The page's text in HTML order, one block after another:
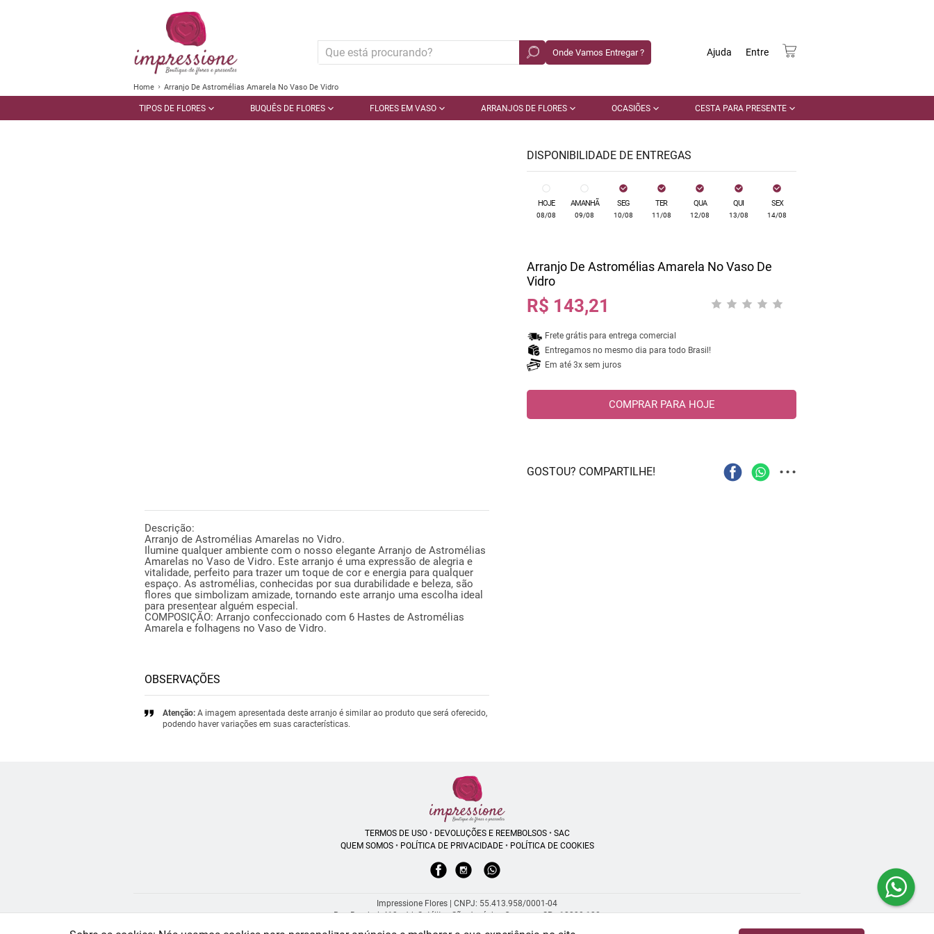
Onde Vamos Entregar ? Entre
Ajuda
TIPOS DE FLORES BUQUÊS DE FLORES FLORES EM VASO ARRANJOS DE FLORES OCASIÕES CESTA PARA PRESENTE
Home Arranjo De Astromélias Amarela No Vaso De Vidro
Descrição:
Arranjo de Astromélias Amarelas no Vidro.
Ilumine qualquer ambiente com o nosso elegante Arranjo de Astromélias
Amarelas no Vaso de Vidro. Este arranjo é uma expressão de alegria e
vitalidade, perfeito para trazer um toque de cor e energia para qualquer
espaço. As astromélias, conhecidas por sua durabilidade e beleza, são
flores que simbolizam amizade, tornando este arranjo uma escolha ideal
para presentear alguém especial.
COMPOSIÇÃO: Arranjo confeccionado com 6 Hastes de Astromélias
Amarela e folhagens no Vaso de Vidro.
OBSERVAÇÕES
Atenção: A imagem apresentada deste arranjo é similar ao produto que será oferecido,
podendo haver variações em suas características.
DISPONIBILIDADE DE ENTREGAS
HOJE
08/08
AMANHÃ
09/08
SEG
10/08
TER
11/08
QUA
12/08
QUI
13/08
SEX
14/08
Arranjo De Astromélias Amarela No Vaso De
Vidro
R$ 143,21
Frete grátis para entrega comercial
Entregamos no mesmo dia para todo Brasil!
Em até 3x sem juros
COMPRAR PARA HOJE
GOSTOU? COMPARTILHE! ...
TERMOS DE USO• DEVOLUÇÕES E REEMBOLSOS• SAC
QUEM SOMOS• POLÍTICA DE PRIVACIDADE• POLÍTICA DE COOKIES
Impressione Flores | CNPJ: 55.413.958/0001-04
Rua Bambui, 413 - Jd. Satélite - São José dos Campos - SP - 12230-130